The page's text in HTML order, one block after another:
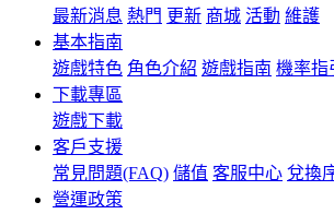
最新消息 熱門 更新 商城 活動 維護
基本指南
遊戲特色 角色介紹 遊戲指南 機率指
下載專區
遊戲下載
客戶支援
常見問題(FAQ) 儲值 客服中心 兌換
營運政策